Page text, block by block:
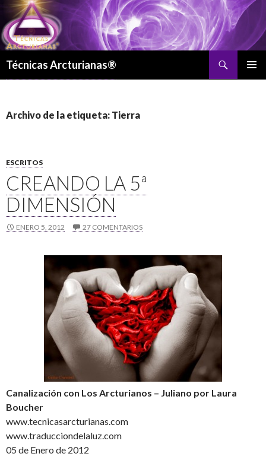
Técnicas Arcturianas®
Archivo de la etiqueta: Tierra
ESCRITOS
CREANDO LA 5ª
DIMENSIÓN
ENERO 5, 2012 27 COMENTARIOS
Canalización con Los Arcturianos – Juliano por Laura
Boucher
www.tecnicasarcturianas.com
www.traducciondelaluz.com
05 de Enero de 2012